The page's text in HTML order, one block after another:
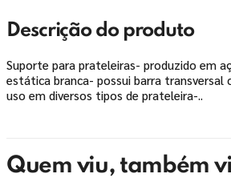
Descrição do produto
Suporte para prateleiras- produzido em
estática branca- possui barra transversal
uso em diversos tipos de prateleira-..
Quem viu, também